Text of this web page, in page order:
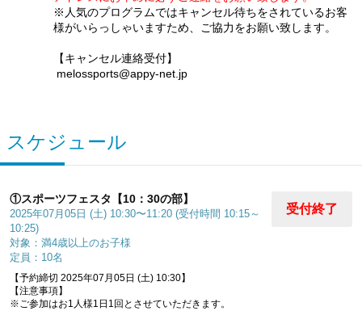
※人気のプログラムではキャンセル待ちをされているお客
様がいらっしゃいますため、ご協力をお願い致します。
【キャンセル連絡受付】
melossports@appy-net.jp
スケジュール
①スポーツフェスタ【10：30の部】
2025年07月05日 (土) 10:30〜11:20 (受付時間 10:15～
10:25)
対象：満4歳以上のお子様
定員：10名
受付終了
【予約締切 2025年07月05日 (土) 10:30】
【注意事項】
※ご参加はお1人様1日1回とさせていただきます。